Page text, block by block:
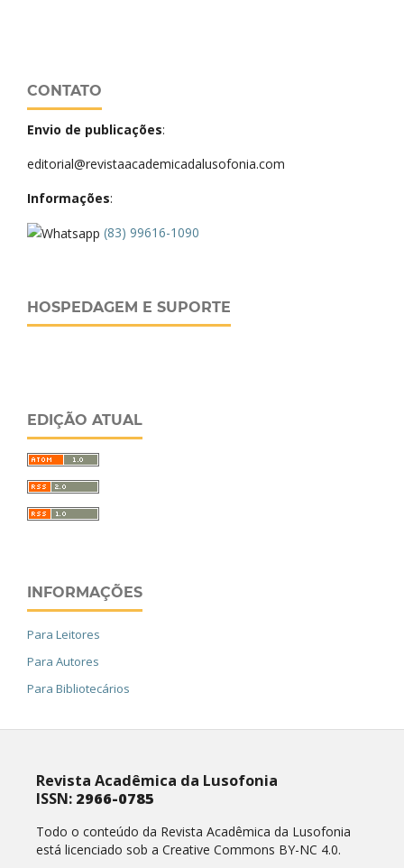
CONTATO
Envio de publicações:
editorial@revistaacademicadalusofonia.com
Informações:
(83) 99616-1090
HOSPEDAGEM E SUPORTE
EDIÇÃO ATUAL
INFORMAÇÕES
Para Leitores
Para Autores
Para Bibliotecários
Revista Acadêmica da Lusofonia
ISSN: 2966-0785
Todo o conteúdo da Revista Acadêmica da Lusofonia
está licenciado sob a Creative Commons BY-NC 4.0.